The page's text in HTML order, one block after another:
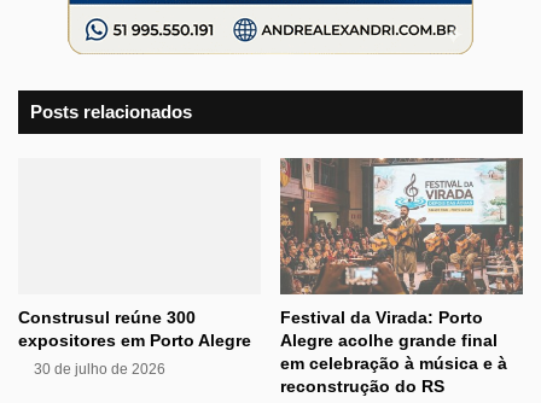
Posts relacionados
Construsul reúne 300
expositores em Porto Alegre
30 de julho de 2026
Festival da Virada: Porto
Alegre acolhe grande final
em celebração à música e à
reconstrução do RS